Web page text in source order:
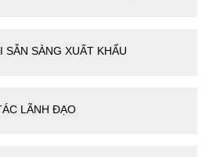
SẴN SÀNG XUẤT KHẨU
LÃNH ĐẠO